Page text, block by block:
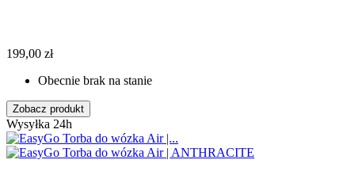
199,00 zł
Obecnie brak na stanie
Zobacz produkt
Wysyłka 24h